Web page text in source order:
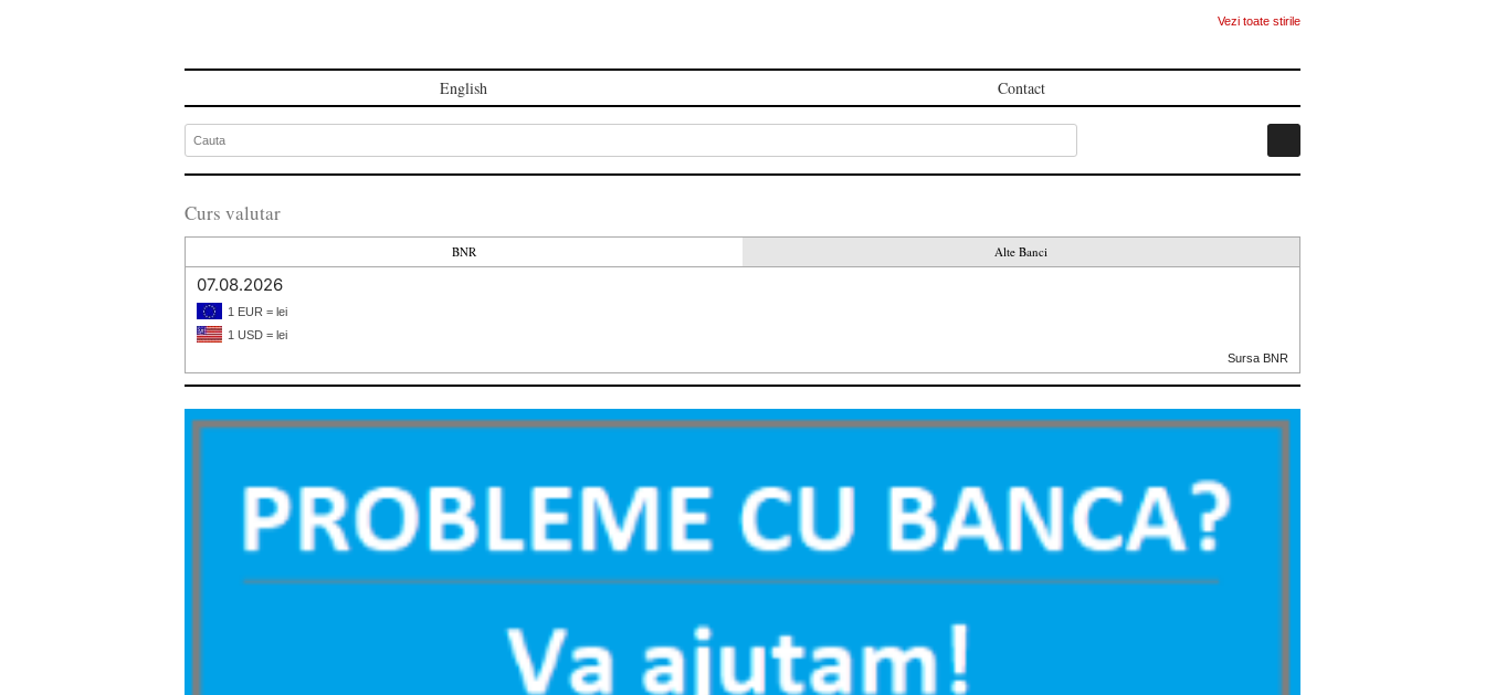
Vezi toate stirile
English Contact
Curs valutar
BNR Alte Banci
07.08.2026
1 EUR = lei
1 USD = lei
Sursa BNR